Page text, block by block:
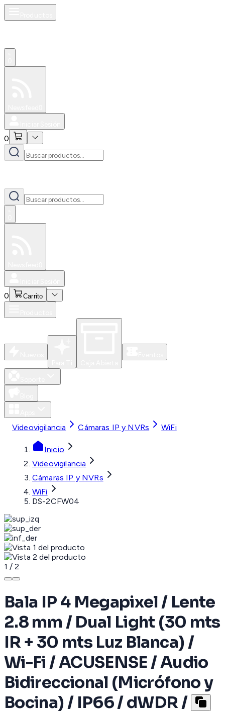
0
0 Carrito
Videovigilancia Cámaras IP y NVRs WiFi
Inicio
Videovigilancia
Cámaras IP y NVRs
WiFi
DS-2CFW04
1 / 2
Bala IP 4 Megapixel / Lente
2.8 mm / Dual Light (30 mts
IR + 30 mts Luz Blanca) /
Wi-Fi / ACUSENSE / Audio
Bidireccional (Micrófono y
Bocina) / IP66 / dWDR /